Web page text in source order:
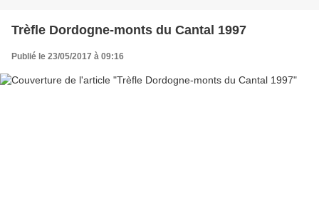
Trèfle Dordogne-monts du Cantal 1997
Publié le 23/05/2017 à 09:16